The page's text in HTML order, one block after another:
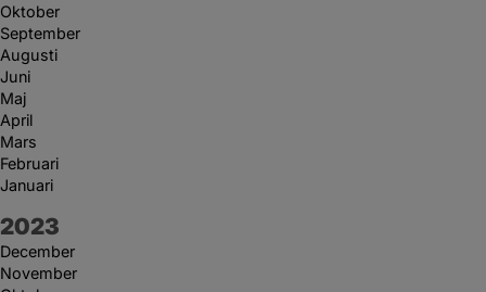
Oktober
September
Augusti
Juni
Maj
April
Mars
Februari
Januari
År:
2023
December
November